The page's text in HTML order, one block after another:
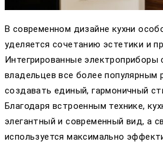
В современном дизайне кухни
уделяется сочетанию эстетики и
Интегрированные электроприборы
владельцев все более популярным
создавать единый, гармоничный
Благодаря встроенным технике,
элегантный и современный вид, а
используется максимально